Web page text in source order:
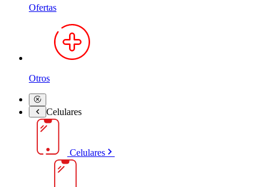
Ofertas
Otros
Celulares
Celulares